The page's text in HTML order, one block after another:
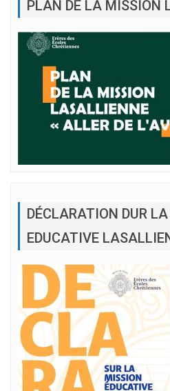
PLAN DE LA MISSION
DÉCLARATION DUR
EDUCATIVE